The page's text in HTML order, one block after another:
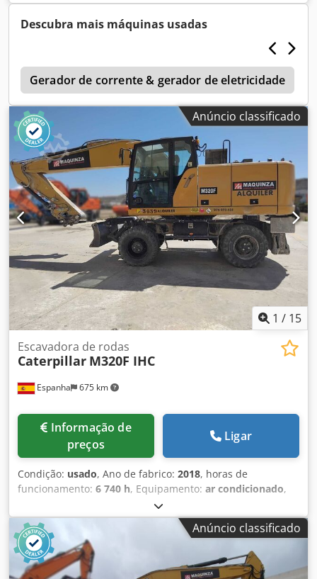
Descubra mais máquinas usadas
Gerador de corrente & gerador de eletricidade
Anúncio classificado
1 / 15
Espanha 675 km
Escavadora de rodas
Caterpillar M320F IHC
preços
Ligar
Condição: usado, Ano de fabrico: 2018, horas de
funcionamento: 6 740 h, Equipamento: ar condicionado,
Sistema de tração: Roda Csdpfx Alszku U Uo Iorf Peso em
vazio: 20.000 kg Dimensões (C x L x A): 892 x 255 x 332 cm
Anúncio classificado